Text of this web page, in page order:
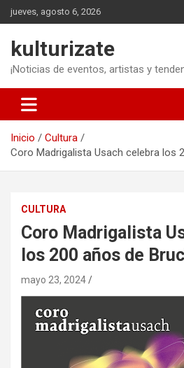
Saltar
al
jueves, agosto 6, 2026
kulturizate
¡Noticias de eventos, artistas y
Inicio
Cultura
Coro Madrigalista Usach celebra los
CULTURA
Coro Madrigalista
los 200 años de
mayo 23, 2024